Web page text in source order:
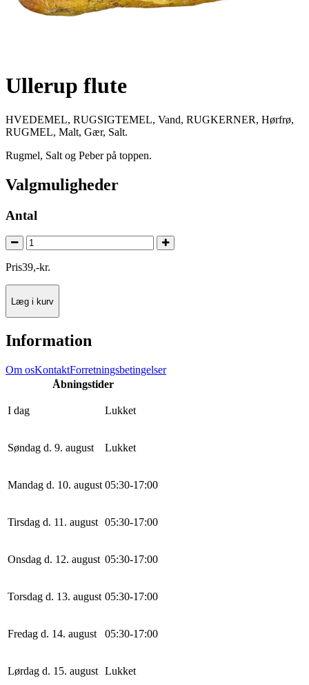
Ullerup flute
HVEDEMEL, RUGSIGTEMEL, Vand, RUGKERNER, Hørfrø,
RUGMEL, Malt, Gær, Salt.
Rugmel, Salt og Peber på toppen.
Valgmuligheder
Antal
Pris39,-kr.
Læg i kurv
Information
Om osKontaktForretningsbetingelser
Åbningstider
I dag Lukket
Søndag d. 9. august Lukket
Mandag d. 10. august 05:30-17:00
Tirsdag d. 11. august 05:30-17:00
Onsdag d. 12. august 05:30-17:00
Torsdag d. 13. august 05:30-17:00
Fredag d. 14. august 05:30-17:00
Lørdag d. 15. august Lukket